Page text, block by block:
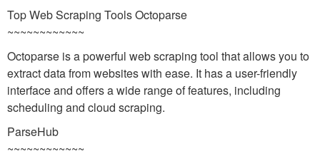
Top Web Scraping Tools Octoparse
~~~~~~~~~~~~
Octoparse is a powerful web scraping tool that allows you to
extract data from websites with ease. It has a user-friendly
interface and offers a wide range of features, including
scheduling and cloud scraping.
ParseHub
~~~~~~~~~~~~